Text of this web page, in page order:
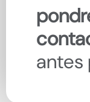
antes